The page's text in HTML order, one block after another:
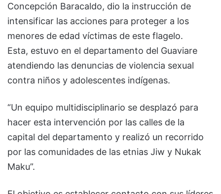
Concepción Baracaldo, dio la instrucción de
intensificar las acciones para proteger a los
menores de edad víctimas de este flagelo.
Esta, estuvo en el departamento del Guaviare
atendiendo las denuncias de violencia sexual
contra niños y adolescentes indígenas.
“Un equipo multidisciplinario se desplazó para
hacer esta intervención por las calles de la
capital del departamento y realizó un recorrido
por las comunidades de las etnias Jiw y Nukak
Maku”.